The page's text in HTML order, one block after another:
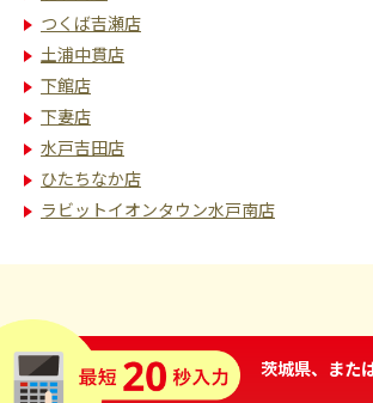
つくば吉瀬店
土浦中貫店
下館店
下妻店
水戸吉田店
ひたちなか店
ラビットイオンタウン水戸南店
茨城県、また